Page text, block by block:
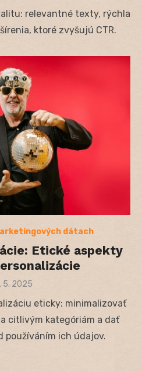
relevantné texty, rýchla
ktoré zvyšujú CTR.
dátach
Etické aspekty
5. 2025
eticky: minimalizovať
citlivým kategóriám a dať
používáním ich údajov.